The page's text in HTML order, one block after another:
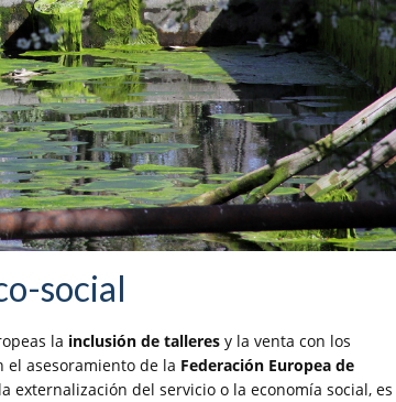
social
la inclusión de talleres y la venta con los
el asesoramiento de la Federación Europea de
externalización del servicio o la economía social, es